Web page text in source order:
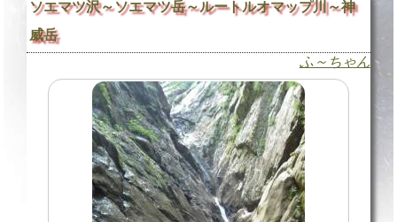
ソエマツ沢～ソエマツ岳～ルートルオマップ川～神
威岳
ふ～ちゃん